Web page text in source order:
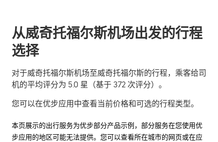
从威奇托福尔斯机场出发的行程
选择
对于威奇托福尔斯机场至威奇托福尔斯的行程，乘客给司
机的平均评分为 5.0 星（基于 372 次评分）。
您可以在优步应用中查看当前价格和可选的行程类型。
本页展示的出行服务为优步部分产品示例，部分服务在您使用优
步应用的地区可能无法提供。您可以查看所在城市的网页或在应